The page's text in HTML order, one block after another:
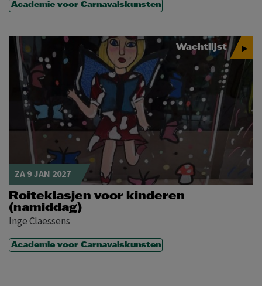
Academie voor Carnavalskunsten
Wachtlijst
ZA 9 JAN 2027
Roiteklasjen voor kinderen
(namiddag)
Inge Claessens
Academie voor Carnavalskunsten